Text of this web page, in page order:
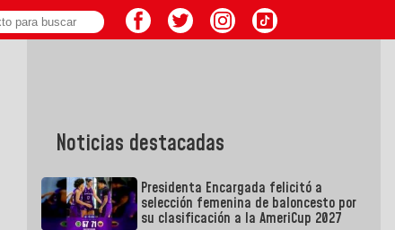
Noticias destacadas
Presidenta Encargada felicitó a
selección femenina de baloncesto por
su clasificación a la AmeriCup 2027